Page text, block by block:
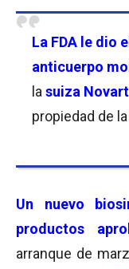
La FDA le dio
anticuerpo
la suiza
propiedad de la
Un nuevo
productos
arranque de